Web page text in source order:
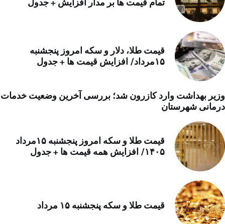
تمام قیمت ها بر مدار افزایش + جدول
قیمت طلا، دلار و سکه امروز پنجشنبه
۱۵مرداد/ افزایش قیمت ها + جدول
وزیر بهداشت وارد کازرون شد؛ بررسی آخرین وضعیت خدمات
درمانی شهرستان
قیمت طلا و سکه امروز پنجشنبه ۱۵مرداد
۱۴۰۵/ افزایش همه قیمت ها + جدول
قیمت طلا و سکه پنجشنبه ۱۵ مرداد